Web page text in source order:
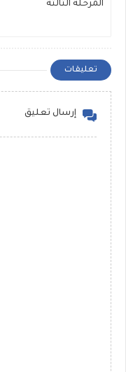
المرحلة الثالثة
تعليقات
إرسال تعليق